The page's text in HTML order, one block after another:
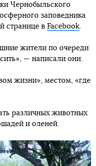
Чернобыльского
заповедника
странице в Facebook
жители по очереди
— написали они.
жизни», местом, «где
различных животных
и оленей.